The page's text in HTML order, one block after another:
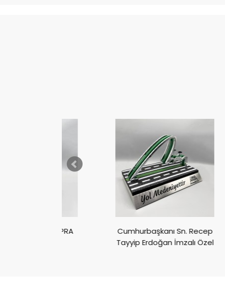
Cumhurbaşkanı Sn. Recep
Tayyip Erdoğan İmzalı Özel